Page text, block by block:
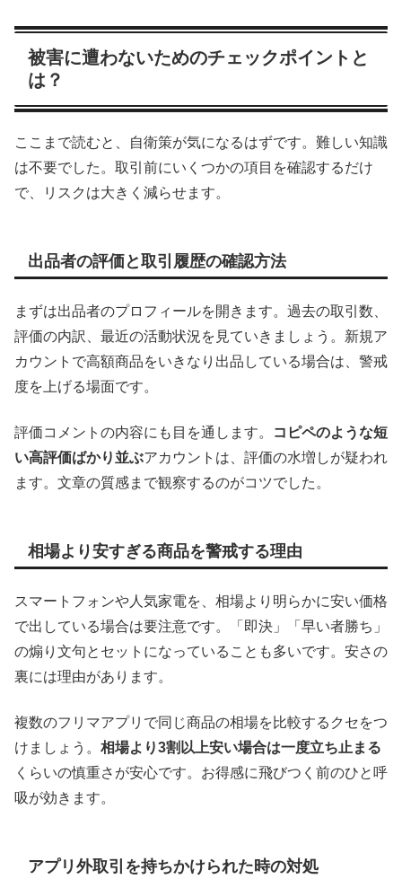
被害に遭わないためのチェックポイントと
は？
ここまで読むと、自衛策が気になるはずです。難しい知識
は不要でした。取引前にいくつかの項目を確認するだけ
で、リスクは大きく減らせます。
出品者の評価と取引履歴の確認方法
まずは出品者のプロフィールを開きます。過去の取引数、
評価の内訳、最近の活動状況を見ていきましょう。新規ア
カウントで高額商品をいきなり出品している場合は、警戒
度を上げる場面です。
評価コメントの内容にも目を通します。
コピペのような短
い高評価ばかり並ぶアカウントは、評価の水増しが疑われ
ます。文章の質感まで観察するのがコツでした。
相場より安すぎる商品を警戒する理由
スマートフォンや人気家電を、相場より明らかに安い価格
で出している場合は要注意です。「即決」「早い者勝ち」
の煽り文句とセットになっていることも多いです。安さの
裏には理由があります。
複数のフリマアプリで同じ商品の相場を比較するクセをつ
けましょう。 相場より3割以上安い場合は一度立ち止まる
くらいの慎重さが安心です。お得感に飛びつく前のひと呼
吸が効きます。
アプリ外取引を持ちかけられた時の対処